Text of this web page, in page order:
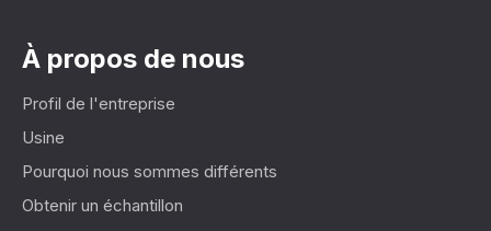
À propos de nous
Profil de l'entreprise
Usine
Pourquoi nous sommes différents
Obtenir un échantillon